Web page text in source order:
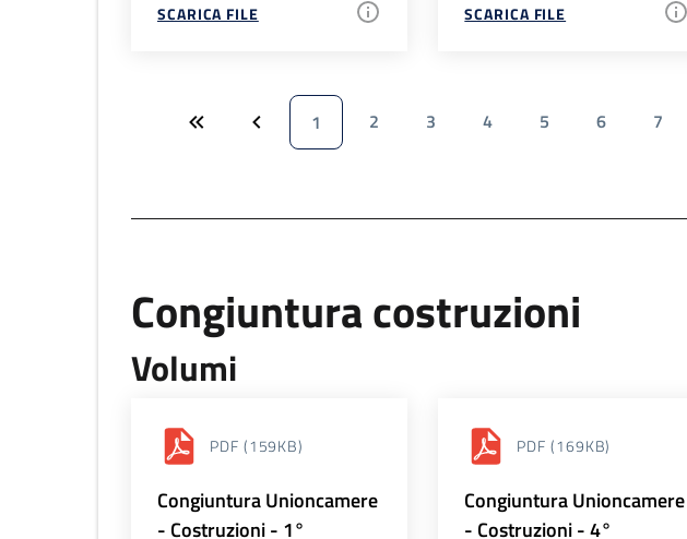
SCARICA FILE SCARICA FILE
1 2 3 4 5 6 7
Congiuntura costruzioni
Volumi
PDF (159KB)
Congiuntura Unioncamere
- Costruzioni - 1°
PDF (169KB)
Congiuntura Unioncamere
- Costruzioni - 4°